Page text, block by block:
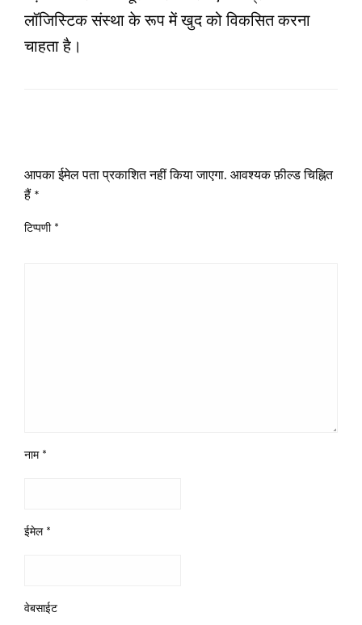
लॉजिस्टिक संस्था के रूप में खुद को विकसित करना
चाहता है।
आपका ईमेल पता प्रकाशित नहीं किया जाएगा. आवश्यक फ़ील्ड चिह्नित
हैं *
टिप्पणी *
नाम *
ईमेल *
वेबसाईट